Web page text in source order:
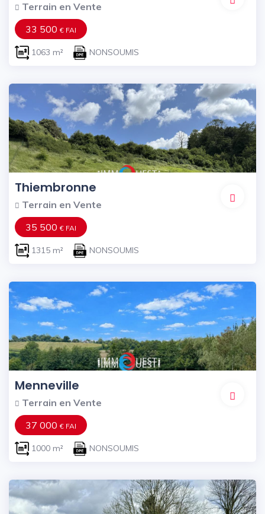
Terrain en Vente
33 500€ FAI
1063 m² NONSOUMIS
Thiembronne
Terrain en Vente
35 500€ FAI
1315 m² NONSOUMIS
Menneville
Terrain en Vente
37 000€ FAI
1000 m² NONSOUMIS